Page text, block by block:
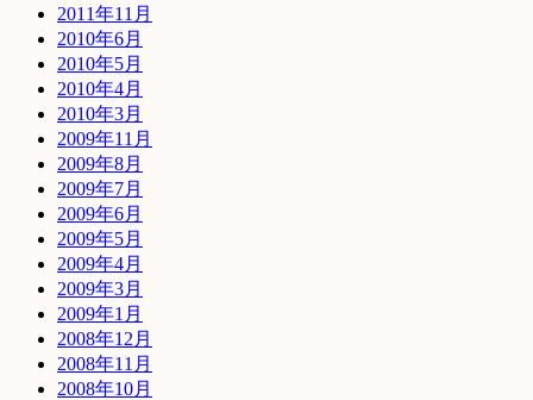
2011年11月
2010年6月
2010年5月
2010年4月
2010年3月
2009年11月
2009年8月
2009年7月
2009年6月
2009年5月
2009年4月
2009年3月
2009年1月
2008年12月
2008年11月
2008年10月